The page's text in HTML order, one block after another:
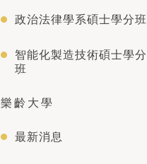
政治法律學系碩士學分班
智能化製造技術碩士學分
班
樂齡大學
最新消息